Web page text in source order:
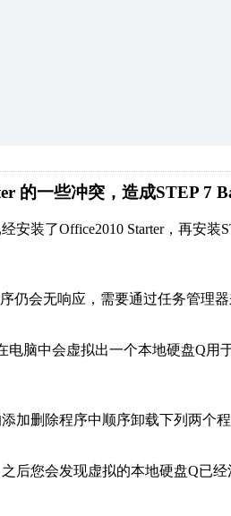
的一些冲突，造成STEP 7
安装了Office2010 Starter，再安装
仍会无响应，需要通过任务管理
电脑中会虚拟出一个本地硬盘Q用
加删除程序中顺序卸载下列两个
后您会发现虚拟的本地硬盘Q已经